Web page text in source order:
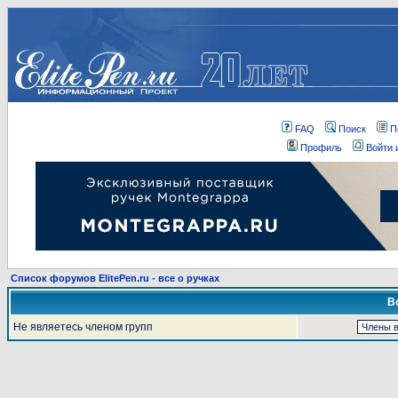
FAQ Поиск
Профиль
Войти
Список форумов ElitePen.ru - все о ручках
Не являетесь членом групп